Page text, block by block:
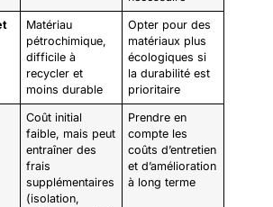
Matériau
pétrochimique,
difficile à
recycler et
moins durable
Opter pour des
matériaux plus
écologiques si
la durabilité est
prioritaire
Coût initial
faible, mais peut
entraîner des
frais
supplémentaires
(isolation,
Prendre en
compte les
coûts d’entretien
et d’amélioration
à long terme